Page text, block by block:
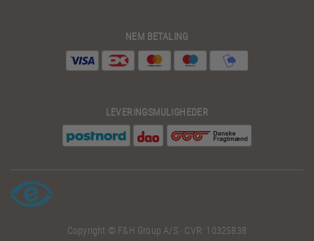
NEM BETALING
LEVERINGSMULIGHEDER
Copyright © F&H Group A/S · CVR: 10325838